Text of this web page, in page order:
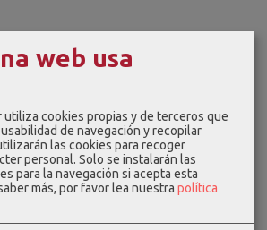
web usa
utiliza cookies propias y de terceros que
de navegación y recopilar
las cookies para recoger
personal. Solo se instalarán las
para la navegación si acepta esta
más, por favor lea nuestra política